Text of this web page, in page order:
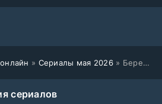
» Сериалы мая 2026 » Берега любви (2026)
сериалов